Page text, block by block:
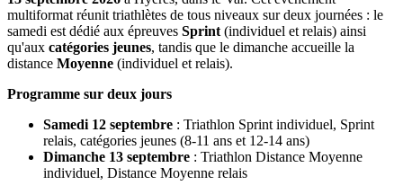
multiformat réunit triathlètes de tous niveaux sur deux journées : le
samedi est dédié aux épreuves Sprint (individuel et relais) ainsi
qu'aux catégories jeunes, tandis que le dimanche accueille la
distance Moyenne (individuel et relais).
Programme sur deux jours
Samedi 12 septembre : Triathlon Sprint individuel, Sprint
relais, catégories jeunes (8-11 ans et 12-14 ans)
Dimanche 13 septembre : Triathlon Distance Moyenne
individuel, Distance Moyenne relais